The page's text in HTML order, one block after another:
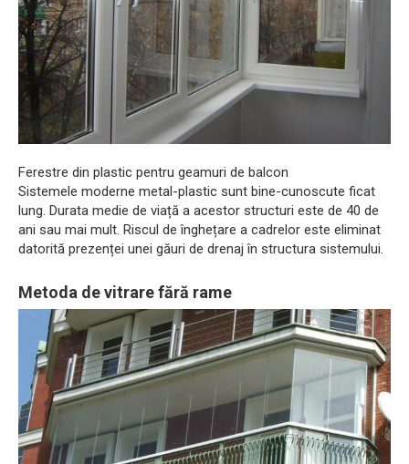
Ferestre din plastic pentru geamuri de balcon
Sistemele moderne metal-plastic sunt bine-cunoscute ficat
lung. Durata medie de viață a acestor structuri este de 40 de
ani sau mai mult. Riscul de înghețare a cadrelor este eliminat
datorită prezenței unei găuri de drenaj în structura sistemului.
Metoda de vitrare fără rame